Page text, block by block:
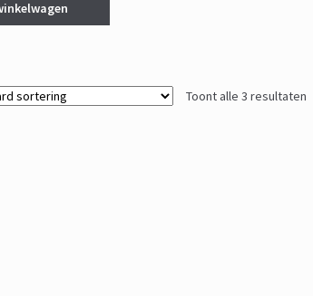
€ 69,95.
Toont alle 3 resultaten